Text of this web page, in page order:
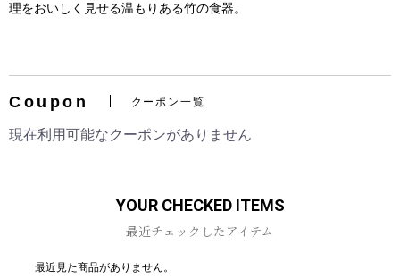
理をおいしく見せる温もりある竹の食器。
Coupon クーポン一覧
現在利用可能なクーポンがありません
YOUR CHECKED ITEMS
最近チェックしたアイテム
最近見た商品がありません。